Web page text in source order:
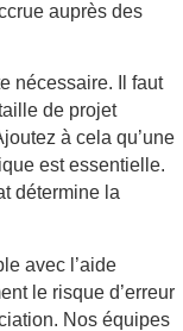
auprès des
nécessaire. Il faut
de projet
à cela qu’une
est essentielle.
détermine la
avec l’aide
le risque d’erreur
Nos équipes